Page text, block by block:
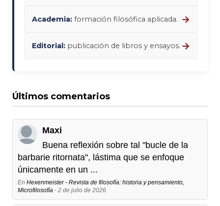
Academia: formación filosófica aplicada. →
Editorial: publicación de libros y ensayos. →
Últimos comentarios
Maxi
Buena reflexión sobre tal "bucle de la
barbarie ritornata", lástima que se enfoque
únicamente en un ...
En Hexenmeister - Revista de filosofía: historia y pensamiento,
Microfilosofía - 2 de julio de 2026